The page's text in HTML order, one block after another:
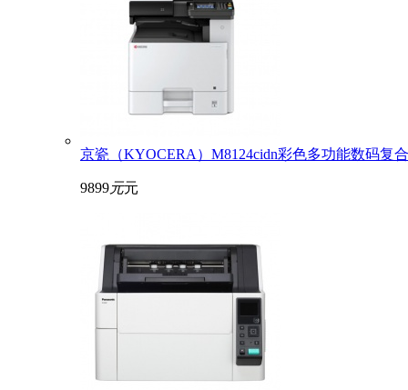
京瓷（KYOCERA）M8124cidn彩色多功能数码复
9899元元